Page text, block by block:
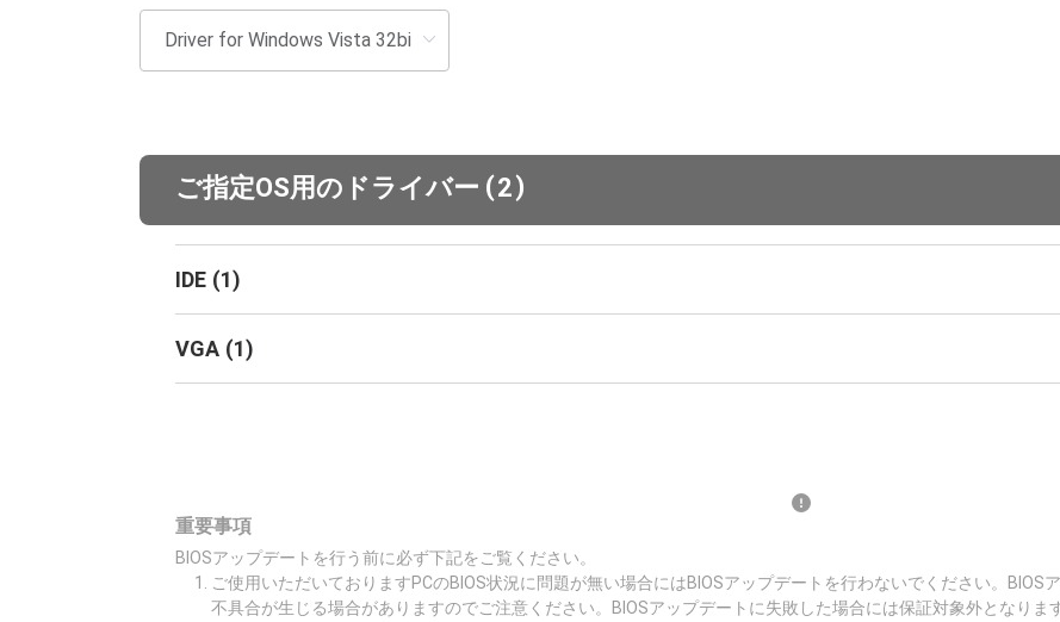
ご指定OS用のドライバー (2)
IDE (1)
VGA (1)
重要事項
BIOSアップデートを行う前に必ず下記をご覧ください。
ご使用いただいておりますPCのBIOS状況に問題が無い場合にはBIOSアップデートを行わないでください。
不具合が生じる場合がありますのでご注意ください。BIOSアップデートに失敗した場合には保証対象外となりま